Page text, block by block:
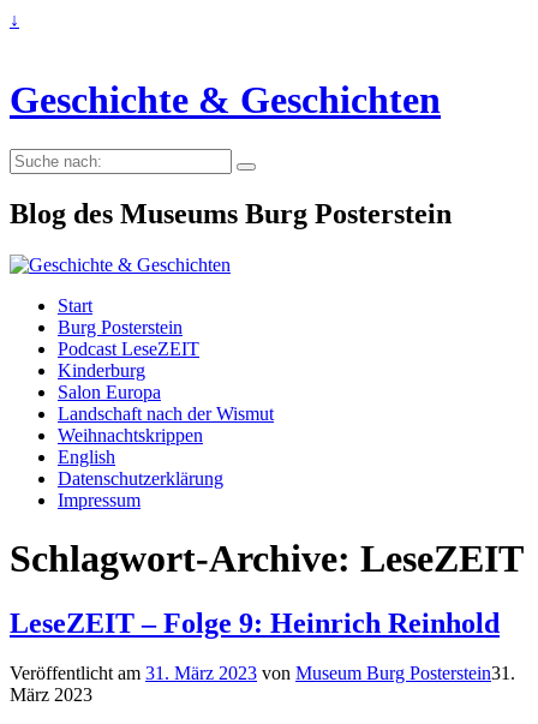
↓
Geschichte & Geschichten
Suche
nach:
Blog des Museums Burg Posterstein
Start
Burg Posterstein
Podcast LeseZEIT
Kinderburg
Salon Europa
Landschaft nach der Wismut
Weihnachtskrippen
English
Datenschutzerklärung
Impressum
Schlagwort-Archive: LeseZEIT
LeseZEIT – Folge 9: Heinrich Reinhold
Veröffentlicht am 31. März 2023 von Museum Burg Posterstein31.
März 2023